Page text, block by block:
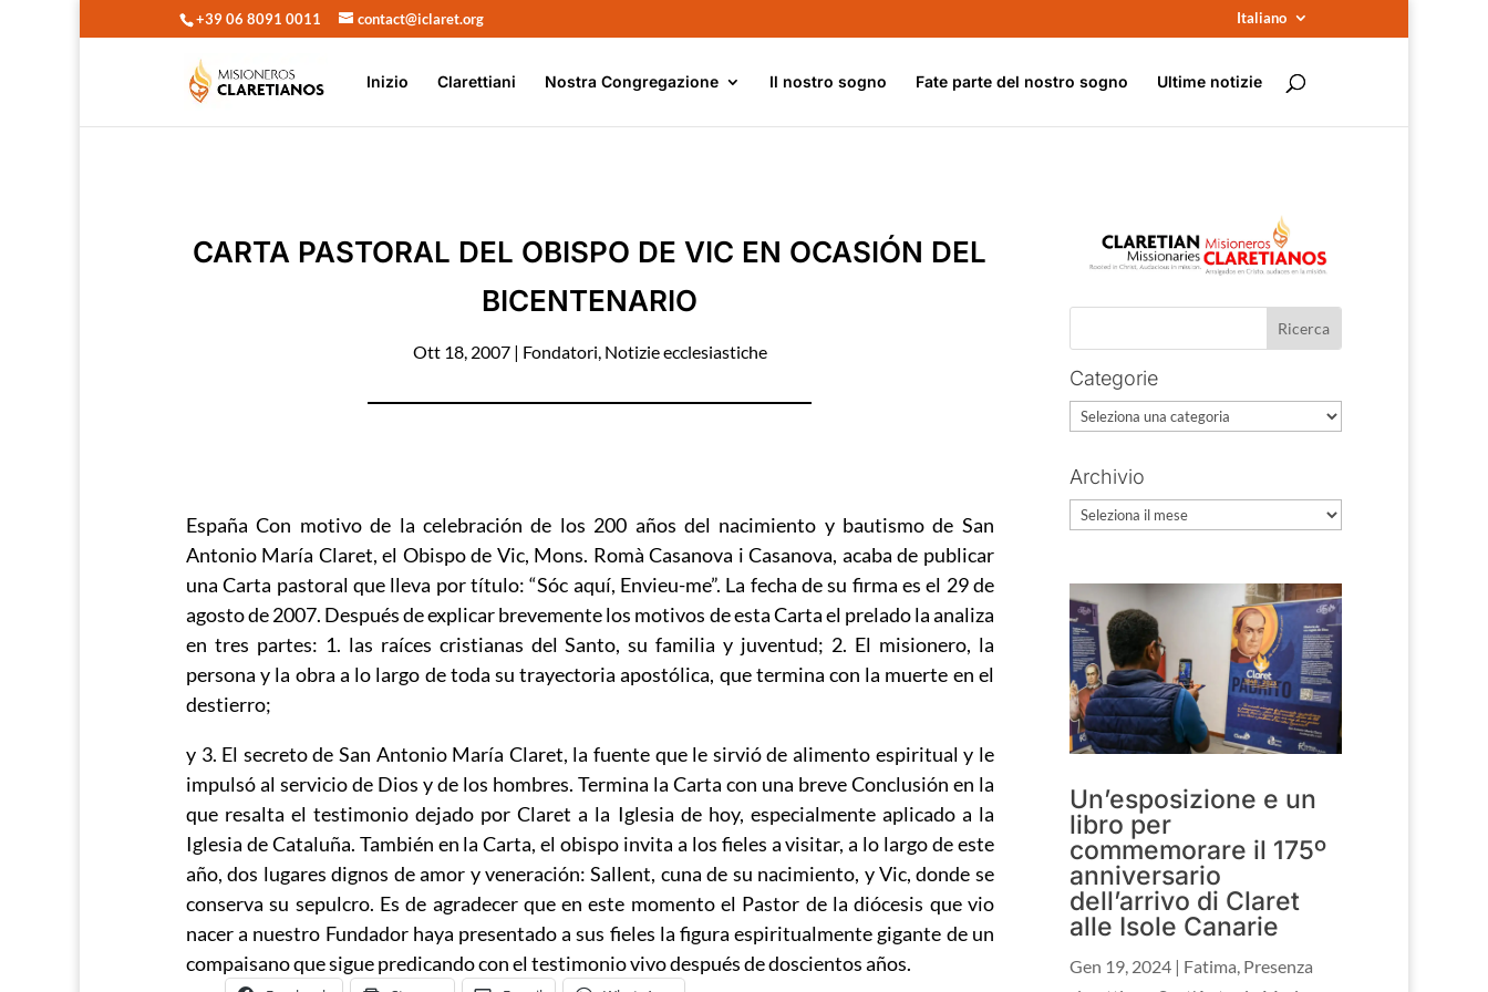
+39 06 8091 0011 contact@iclaret.org Italiano
Inizio Clarettiani Nostra Congregazione Il nostro sogno Fate parte del nostro sogno Ultime notizie
CARTA PASTORAL DEL OBISPO DE VIC EN OCASIÓN DEL
BICENTENARIO
Ott 18, 2007| Fondatori, Notizie ecclesiastiche
España Con motivo de la celebración de los 200 años del nacimiento y bautismo de San
Antonio María Claret, el Obispo de Vic, Mons. Romà Casanova i Casanova, acaba de publicar
una Carta pastoral que lleva por título: “Sóc aquí, Envieu-me”. La fecha de su firma es el 29 de
agosto de 2007. Después de explicar brevemente los motivos de esta Carta el prelado la analiza
en tres partes: 1. las raíces cristianas del Santo, su familia y juventud; 2. El misionero, la
persona y la obra a lo largo de toda su trayectoria apostólica, que termina con la muerte en el
destierro;
y 3. El secreto de San Antonio María Claret, la fuente que le sirvió de alimento espiritual y le
impulsó al servicio de Dios y de los hombres. Termina la Carta con una breve Conclusión en la
que resalta el testimonio dejado por Claret a la Iglesia de hoy, especialmente aplicado a la
Iglesia de Cataluña. También en la Carta, el obispo invita a los fieles a visitar, a lo largo de este
año, dos lugares dignos de amor y veneración: Sallent, cuna de su nacimiento, y Vic, donde se
conserva su sepulcro. Es de agradecer que en este momento el Pastor de la diócesis que vio
nacer a nuestro Fundador haya presentado a sus fieles la figura espiritualmente gigante de un
compaisano que sigue predicando con el testimonio vivo después de doscientos años.
Categorie
Categorie
Archivio
Archivio
Un’esposizione e un
libro per
commemorare il 175º
anniversario
dell’arrivo di Claret
alle Isole Canarie
Gen 19, 2024 | Fatima, Presenza